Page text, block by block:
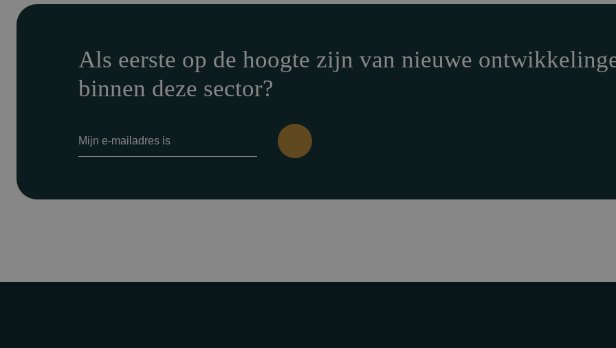
Als eerste op de hoogte zijn van nieuwe
binnen deze sector?